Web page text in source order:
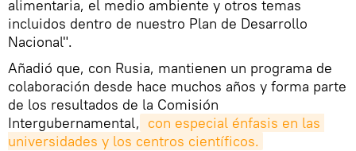
alimentaria, el medio ambiente y otros temas
incluidos dentro de nuestro Plan de Desarrollo
Nacional".
Añadió que, con Rusia, mantienen un programa de
colaboración desde hace muchos años y forma parte
de los resultados de la Comisión
Intergubernamental, con especial énfasis en las
universidades y los centros científicos.